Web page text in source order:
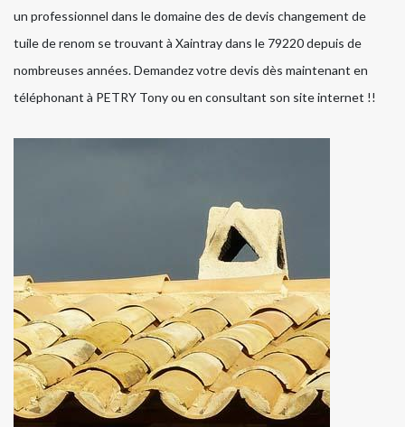
un professionnel dans le domaine des de devis changement de
tuile de renom se trouvant à Xaintray dans le 79220 depuis de
nombreuses années. Demandez votre devis dès maintenant en
téléphonant à PETRY Tony ou en consultant son site internet !!